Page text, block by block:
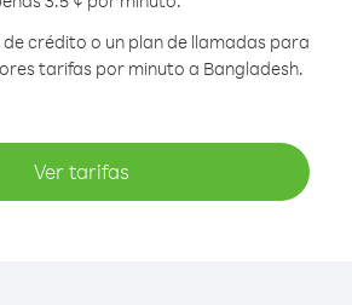
crédito o un plan de llamadas para
tarifas por minuto a Bangladesh.
Ver tarifas